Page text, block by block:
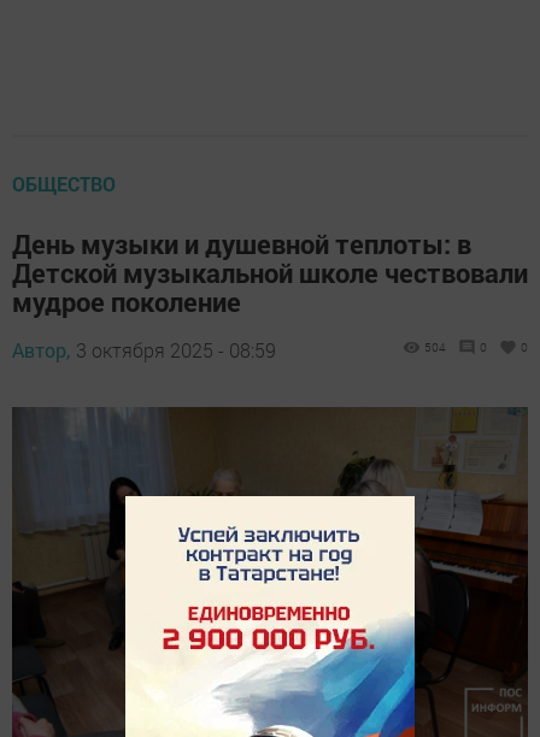
ОБЩЕСТВО
День музыки и душевной теплоты: в
Детской музыкальной школе чествовали
мудрое поколение
Автор, 3 октября 2025 - 08:59 504 0 0